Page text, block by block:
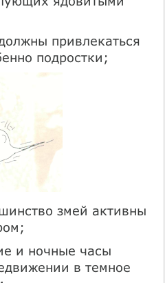
привлекаться
подростки;
змей активны
и ночные часы
в темное